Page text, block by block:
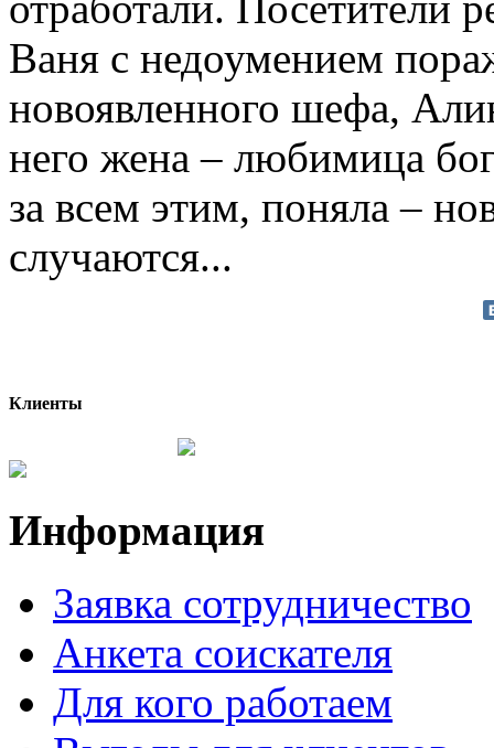
Ваня с недоумением
новоявленного шефа,
него жена – любимица
за всем этим, поняла –
случаются...
Клиенты
Информация
Заявка сотрудничество
Анкета соискателя
Для кого работаем